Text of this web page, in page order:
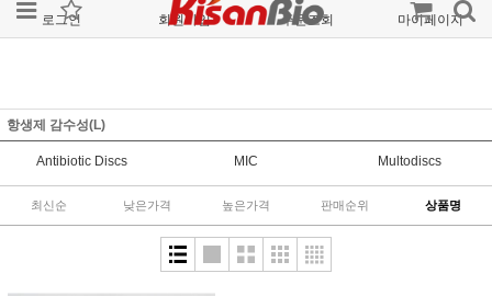
로그인 회원가입 주문조회 마이페이지
항생제 감수성(L)
Antibiotic Discs MIC Multodiscs
최신순 낮은가격 높은가격 판매순위 상품명